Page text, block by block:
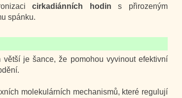
cirkadiánních hodin s přirozeným
spánku.
větší je šance, že pomohou vyvinout efektivní
molekulárních mechanismů, které regulují